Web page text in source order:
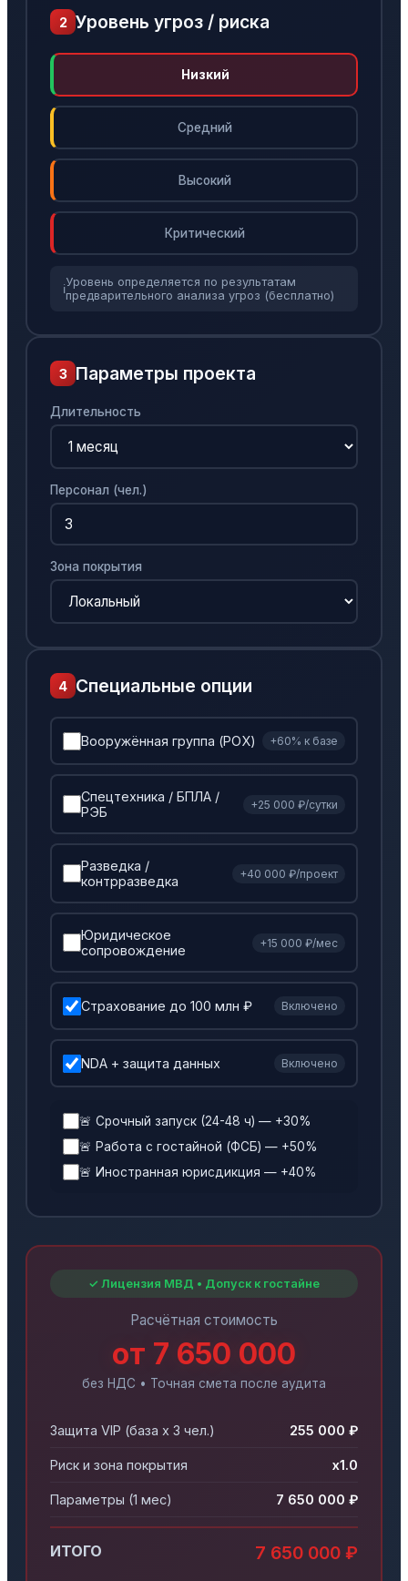
2 Уровень угроз / риска
Низкий
Средний
Высокий
Критический
ℹ️
Уровень определяется по результатам
предварительного анализа угроз (бесплатно)
3 Параметры проекта
Длительность
Персонал (чел.)
Зона покрытия
4 Специальные опции
Вооружённая группа (РОХ) +60% к базе
Спецтехника / БПЛА /
РЭБ
+25 000 ₽/сутки
Разведка /
контрразведка
+40 000 ₽/проект
Юридическое
сопровождение
+15 000 ₽/мес
Страхование до 100 млн ₽ Включено
NDA + защита данных Включено
🚨 Срочный запуск (24-48 ч) — +30%
🚨 Работа с гостайной (ФСБ) — +50%
🚨 Иностранная юрисдикция — +40%
✓ Лицензия МВД • Допуск к гостайне
Расчётная стоимость
от 7 650 000
без НДС • Точная смета после аудита
Защита VIP (база x 3 чел.) 255 000 ₽
Риск и зона покрытия x1.0
Параметры (1 мес) 7 650 000 ₽
ИТОГО 7 650 000 ₽